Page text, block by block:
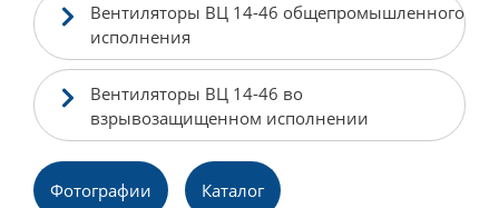
Вентиляторы ВЦ 14-46 общепромышленного
исполнения
Вентиляторы ВЦ 14-46 во
взрывозащищенном исполнении
Фотографии Каталог